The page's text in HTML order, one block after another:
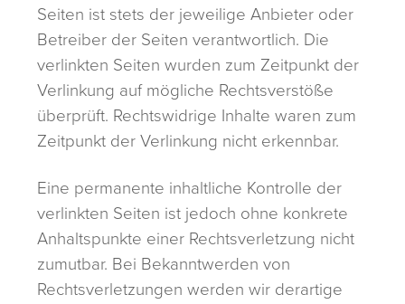
Seiten ist stets der jeweilige Anbieter oder
Betreiber der Seiten verantwortlich. Die
verlinkten Seiten wurden zum Zeitpunkt der
Verlinkung auf mögliche Rechtsverstöße
überprüft. Rechtswidrige Inhalte waren zum
Zeitpunkt der Verlinkung nicht erkennbar.
Eine permanente inhaltliche Kontrolle der
verlinkten Seiten ist jedoch ohne konkrete
Anhaltspunkte einer Rechtsverletzung nicht
zumutbar. Bei Bekanntwerden von
Rechtsverletzungen werden wir derartige